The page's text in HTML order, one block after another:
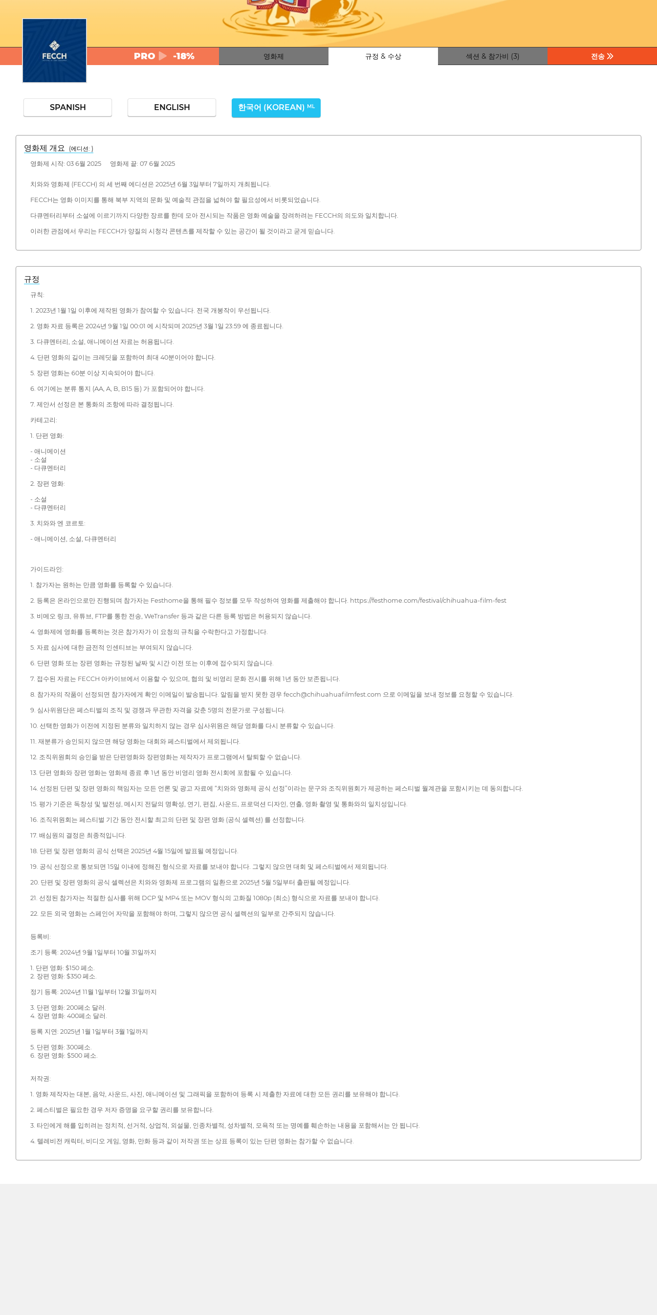
PRO -18% 영화제 규정 & 수상 섹션 & 참가비 (3) 전송
SPANISH ENGLISH 한국어 (KOREAN) ML
영화제 개요 (에디션: )
영화제 시작: 03 6월 2025 영화제 끝: 07 6월 2025
치와와 영화제 (FECCH) 의 세 번째 에디션은 2025년 6월 3일부터 7일까지 개최됩니다.
FECCH는 영화 이미지를 통해 북부 지역의 문화 및 예술적 관점을 넓혀야 할 필요성에서 비롯되었습니다.
다큐멘터리부터 소설에 이르기까지 다양한 장르를 한데 모아 전시되는 작품은 영화 예술을 장려하려는 FECCH의 의도와 일치합니다.
이러한 관점에서 우리는 FECCH가 양질의 시청각 콘텐츠를 제작할 수 있는 공간이 될 것이라고 굳게 믿습니다.
규정
규칙:
1. 2023년 1월 1일 이후에 제작된 영화가 참여할 수 있습니다. 전국 개봉작이 우선됩니다.
2. 영화 자료 등록은 2024년 9월 1일 00:01 에 시작되며 2025년 3월 1일 23:59 에 종료됩니다.
3. 다큐멘터리, 소설, 애니메이션 자료는 허용됩니다.
4. 단편 영화의 길이는 크레딧을 포함하여 최대 40분이어야 합니다.
5. 장편 영화는 60분 이상 지속되어야 합니다.
6. 여기에는 분류 통지 (AA, A, B, B15 등) 가 포함되어야 합니다.
7. 제안서 선정은 본 통화의 조항에 따라 결정됩니다.
카테고리:
1. 단편 영화:
- 애니메이션
- 소설
- 다큐멘터리
2. 장편 영화:
- 소설
- 다큐멘터리
3. 치와와 엔 코르토:
- 애니메이션, 소설, 다큐멘터리
가이드라인:
1. 참가자는 원하는 만큼 영화를 등록할 수 있습니다.
2. 등록은 온라인으로만 진행되며 참가자는 Festhome을 통해 필수 정보를 모두 작성하여 영화를 제출해야 합니다. https://festhome.com/festival/chihuahua-film-fest
3. 비메오 링크, 유튜브, FTP를 통한 전송, WeTransfer 등과 같은 다른 등록 방법은 허용되지 않습니다.
4. 영화제에 영화를 등록하는 것은 참가자가 이 요청의 규칙을 수락한다고 가정합니다.
5. 자료 심사에 대한 금전적 인센티브는 부여되지 않습니다.
6. 단편 영화 또는 장편 영화는 규정된 날짜 및 시간 이전 또는 이후에 접수되지 않습니다.
7. 접수된 자료는 FECCH 아카이브에서 이용할 수 있으며, 협의 및 비영리 문화 전시를 위해 1년 동안 보존됩니다.
8. 참가자의 작품이 선정되면 참가자에게 확인 이메일이 발송됩니다. 알림을 받지 못한 경우 fecch@chihuahuafilmfest.com 으로 이메일을 보내 정보를 요청할 수 있습니다.
9. 심사위원단은 페스티벌의 조직 및 경쟁과 무관한 자격을 갖춘 5명의 전문가로 구성됩니다.
10. 선택한 영화가 이전에 지정된 분류와 일치하지 않는 경우 심사위원은 해당 영화를 다시 분류할 수 있습니다.
11. 재분류가 승인되지 않으면 해당 영화는 대회와 페스티벌에서 제외됩니다.
12. 조직위원회의 승인을 받은 단편영화와 장편영화는 제작자가 프로그램에서 탈퇴할 수 없습니다.
13. 단편 영화와 장편 영화는 영화제 종료 후 1년 동안 비영리 영화 전시회에 포함될 수 있습니다.
14. 선정된 단편 및 장편 영화의 책임자는 모든 언론 및 광고 자료에 “치와와 영화제 공식 선정”이라는 문구와 조직위원회가 제공하는 페스티벌 월계관을 포함시키는 데 동의합니다.
15. 평가 기준은 독창성 및 발전성, 메시지 전달의 명확성, 연기, 편집, 사운드, 프로덕션 디자인, 연출, 영화 촬영 및 통화와의 일치성입니다.
16. 조직위원회는 페스티벌 기간 동안 전시할 최고의 단편 및 장편 영화 (공식 셀렉션) 를 선정합니다.
17. 배심원의 결정은 최종적입니다.
18. 단편 및 장편 영화의 공식 선택은 2025년 4월 15일에 발표될 예정입니다.
19. 공식 선정으로 통보되면 15일 이내에 정해진 형식으로 자료를 보내야 합니다. 그렇지 않으면 대회 및 페스티벌에서 제외됩니다.
20. 단편 및 장편 영화의 공식 셀렉션은 치와와 영화제 프로그램의 일환으로 2025년 5월 5일부터 출판될 예정입니다.
21. 선정된 참가자는 적절한 심사를 위해 DCP 및 MP4 또는 MOV 형식의 고화질 1080p (최소) 형식으로 자료를 보내야 합니다.
22. 모든 외국 영화는 스페인어 자막을 포함해야 하며, 그렇지 않으면 공식 셀렉션의 일부로 간주되지 않습니다.
등록비:
조기 등록: 2024년 9월 1일부터 10월 31일까지
1. 단편 영화: $150 페소.
2. 장편 영화: $350 페소.
정기 등록: 2024년 11월 1일부터 12월 31일까지
3. 단편 영화: 200페소 달러.
4. 장편 영화: 400페소 달러.
등록 지연: 2025년 1월 1일부터 3월 1일까지
5. 단편 영화: 300페소.
6. 장편 영화: $500 페소.
저작권:
1. 영화 제작자는 대본, 음악, 사운드, 사진, 애니메이션 및 그래픽을 포함하여 등록 시 제출한 자료에 대한 모든 권리를 보유해야 합니다.
2. 페스티벌은 필요한 경우 저자 증명을 요구할 권리를 보유합니다.
3. 타인에게 해를 입히려는 정치적, 선거적, 상업적, 외설물, 인종차별적, 성차별적, 모욕적 또는 명예를 훼손하는 내용을 포함해서는 안 됩니다.
4. 텔레비전 캐릭터, 비디오 게임, 영화, 만화 등과 같이 저작권 또는 상표 등록이 있는 단편 영화는 참가할 수 없습니다.